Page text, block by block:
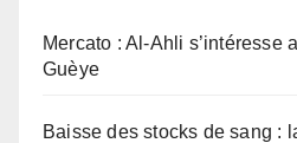
Mercato : Al-Ahli s’intéresse
Guèye
Baisse des stocks de sang :